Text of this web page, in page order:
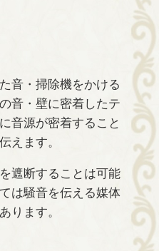
音・掃除機をかける
音・壁に密着したテ
音源が密着すること
えます。
遮断することは可能
は騒音を伝える媒体
ります。